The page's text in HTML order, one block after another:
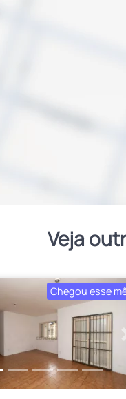
Veja
Chegou esse